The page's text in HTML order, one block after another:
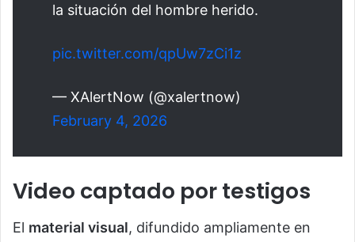
la situación del hombre herido.
pic.twitter.com/qpUw7zCi1z
— XAlertNow (@xalertnow)
February 4, 2026
Video captado por testigos
El material visual, difundido ampliamente en